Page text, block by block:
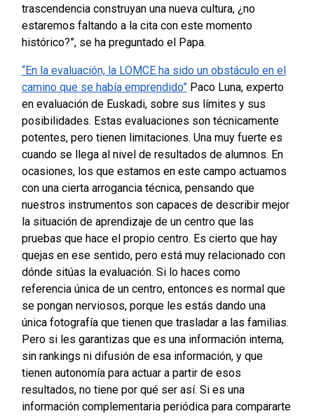
trascendencia construyan una nueva cultura, ¿no
estaremos faltando a la cita con este momento
histórico?”, se ha preguntado el Papa.
“En la evaluación, la LOMCE ha sido un obstáculo en el
camino que se había emprendido” Paco Luna, experto
en evaluación de Euskadi, sobre sus límites y sus
posibilidades. Estas evaluaciones son técnicamente
potentes, pero tienen limitaciones. Una muy fuerte es
cuando se llega al nivel de resultados de alumnos. En
ocasiones, los que estamos en este campo actuamos
con una cierta arrogancia técnica, pensando que
nuestros instrumentos son capaces de describir mejor
la situación de aprendizaje de un centro que las
pruebas que hace el propio centro. Es cierto que hay
quejas en ese sentido, pero está muy relacionado con
dónde sitúas la evaluación. Si lo haces como
referencia única de un centro, entonces es normal que
se pongan nerviosos, porque les estás dando una
única fotografía que tienen que trasladar a las familias.
Pero si les garantizas que es una información interna,
sin rankings ni difusión de esa información, y que
tienen autonomía para actuar a partir de esos
resultados, no tiene por qué ser así. Si es una
información complementaria periódica para compararte